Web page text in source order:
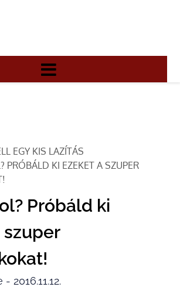
EGY KIS LAZÍTÁS
PRÓBÁLD KI EZEKET A SZUPER
Próbáld ki
szuper
2016.11.12.